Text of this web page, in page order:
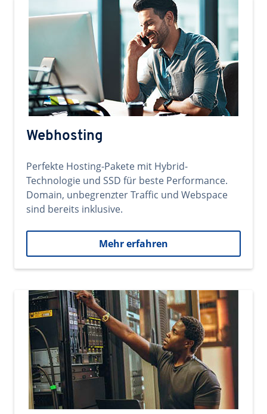
Webhosting
Perfekte Hosting-Pakete mit Hybrid-
Technologie und SSD für beste Performance.
Domain, unbegrenzter Traffic und Webspace
sind bereits inklusive.
Mehr erfahren